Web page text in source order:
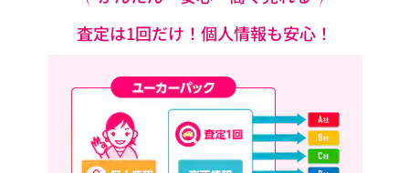
査定は1回だけ！個人情報も安心！